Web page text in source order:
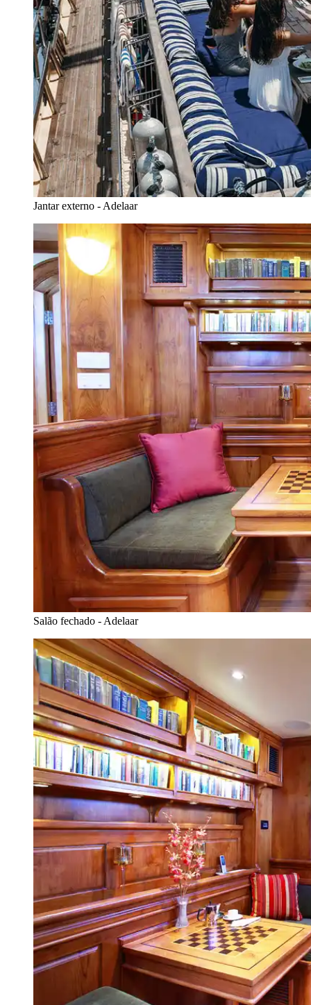
Jantar externo - Adelaar
Salão fechado - Adelaar